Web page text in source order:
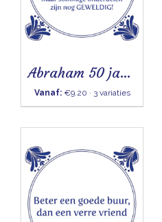
Abraham 50 jaar - Tegeltje
Vanaf:€9.20 · 3 variaties